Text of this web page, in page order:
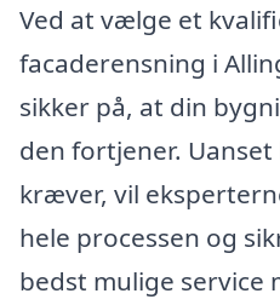
Ved at vælge et
facaderensning i
sikker på, at din
den fortjener.
kræver, vil
hele processen og
bedst mulige service